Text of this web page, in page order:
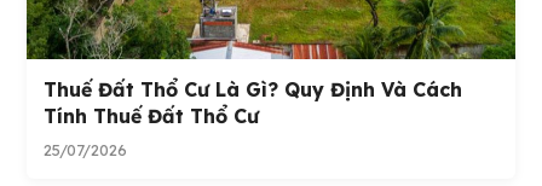
Thuế Đất Thổ Cư Là Gì? Quy Định Và Cách
Tính Thuế Đất Thổ Cư
25/07/2026